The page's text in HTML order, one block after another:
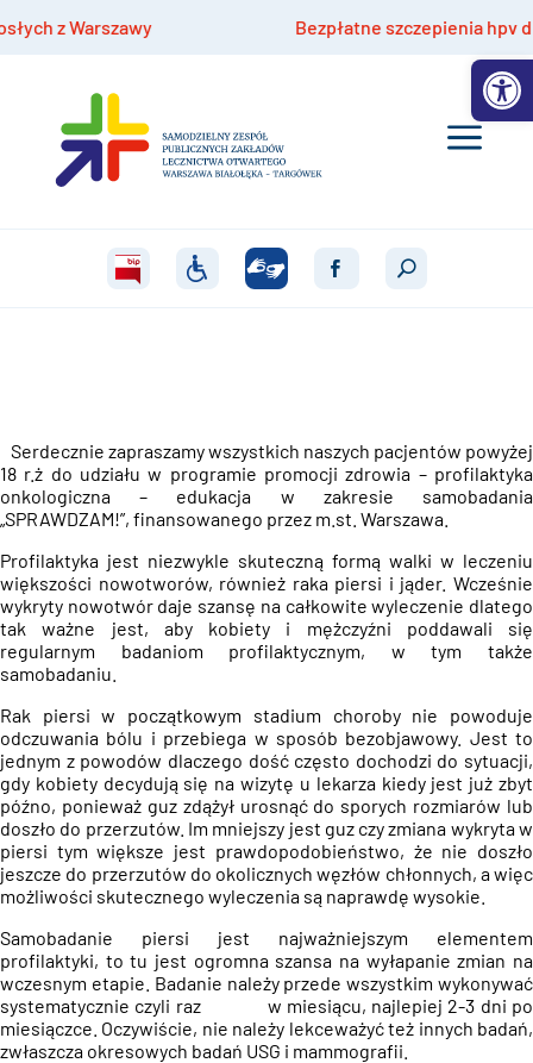
Bezpłatne szczepienia hpv dla dzieci 9-14 lat
Serdecznie zapraszamy wszystkich naszych pacjentów powyżej
18 r.ż do udziału w programie promocji zdrowia – profilaktyka
onkologiczna – edukacja w zakresie samobadania
„SPRAWDZAM!”, finansowanego przez m.st. Warszawa.
Profilaktyka jest niezwykle skuteczną formą walki w leczeniu
większości nowotworów, również raka piersi i jąder. Wcześnie
wykryty nowotwór daje szansę na całkowite wyleczenie dlatego
tak ważne jest, aby kobiety i mężczyźni poddawali się
regularnym badaniom profilaktycznym, w tym także
samobadaniu.
Rak piersi w początkowym stadium choroby nie powoduje
odczuwania bólu i przebiega w sposób bezobjawowy. Jest to
jednym z powodów dlaczego dość często dochodzi do sytuacji,
gdy kobiety decydują się na wizytę u lekarza kiedy jest już zbyt
późno, ponieważ guz zdążył urosnąć do sporych rozmiarów lub
doszło do przerzutów. Im mniejszy jest guz czy zmiana wykryta w
piersi tym większe jest prawdopodobieństwo, że nie doszło
jeszcze do przerzutów do okolicznych węzłów chłonnych, a więc
możliwości skutecznego wyleczenia są naprawdę wysokie.
Samobadanie piersi jest najważniejszym elementem
profilaktyki, to tu jest ogromna szansa na wyłapanie zmian na
wczesnym etapie. Badanie należy przede wszystkim wykonywać
systematycznie czyli raz w miesiącu, najlepiej 2-3 dni po
miesiączce. Oczywiście, nie należy lekceważyć też innych badań,
zwłaszcza okresowych badań USG i mammografii.